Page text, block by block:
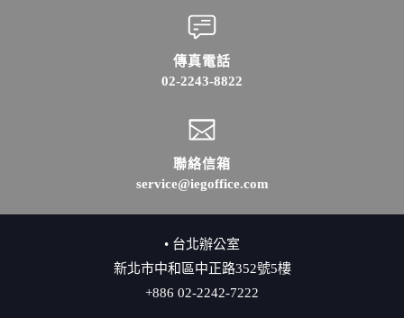
傳真電話
02-2243-8822
聯絡信箱
service@iegoffice.com
• 台北辦公室
新北市中和區中正路352號5樓
+886 02-2242-7222